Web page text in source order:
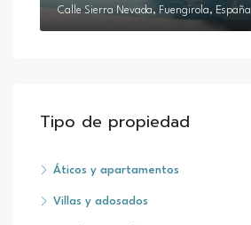
Calle Sierra Nevada, Fuengirola, España
Tipo de propiedad
Áticos y apartamentos
Villas y adosados